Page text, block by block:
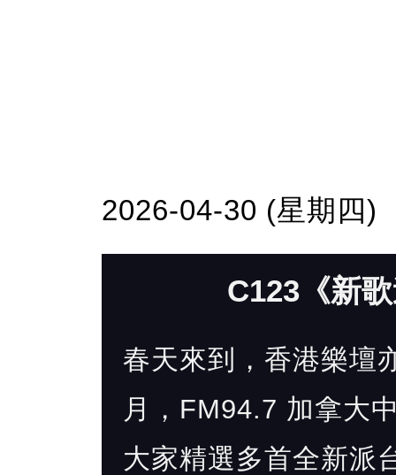
2026-04-30 (星期四)
C123《新
春天來到，香港樂壇
月，FM94.7 加拿大
大家精選多首全新派